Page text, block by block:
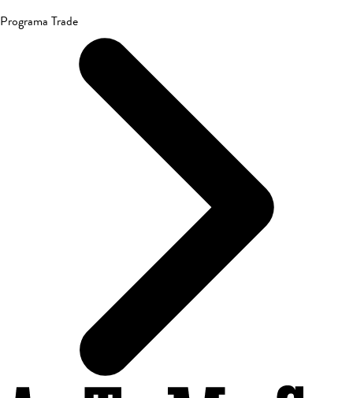
Programa Trade